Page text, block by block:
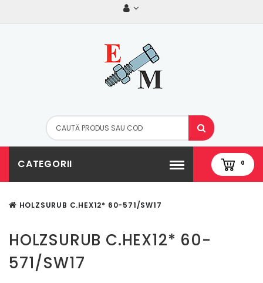
0
CATEGORII
HOLZSURUB C.HEX12* 60-571/SW17
HOLZSURUB C.HEX12* 60-
571/SW17